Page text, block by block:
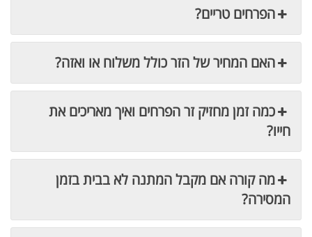
הפרחים טריים?
האם המחיר של הזר כולל משלוח או ואזה?
כמה זמן מחזיק זר הפרחים ואיך מאריכים את
חייו?
מה קורה אם מקבל המתנה לא בבית בזמן
המסירה?